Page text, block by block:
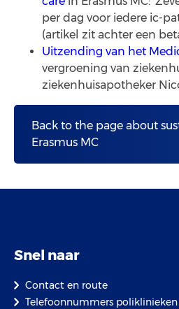
per dag voor iedere ic-
(artikel zit achter een
Uitzending van het
vergroening van
ziekenhuisapotheker
Back to the page about
Erasmus MC
Snel naar
Contact en route
Telefoonnummers poliklinieken